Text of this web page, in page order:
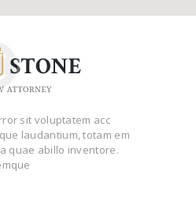
sit voluptatem acc
laudantium, totam em
quae abillo inventore.